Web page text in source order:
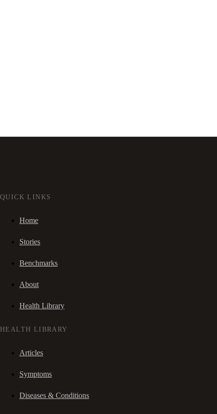
QUICK LINKS
Home
Stories
Benchmarks
About
Health Library
HEALTH LIBRARY
Articles
Symptoms
Diseases & Conditions